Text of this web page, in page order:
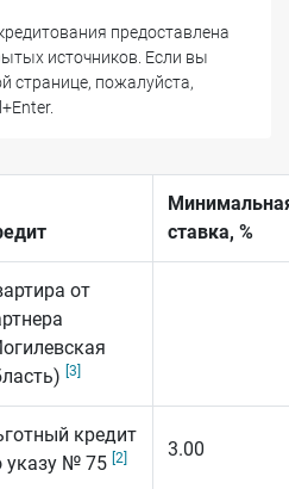
предоставлена
источников. Если вы
странице, пожалуйста,
ставка, %
от
[3]
кредит
указу № 75 [2] 3.00